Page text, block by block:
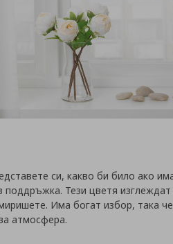
си, какво би било ако
поддръжка. Тези цветя
Има богат избор, така
атмосфера.